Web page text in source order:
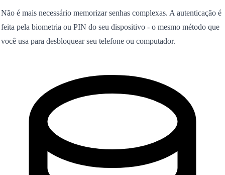
Não é mais necessário memorizar senhas complexas. A autenticação é
feita pela biometria ou PIN do seu dispositivo - o mesmo método que
você usa para desbloquear seu telefone ou computador.